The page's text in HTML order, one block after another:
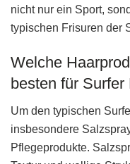
nicht nur ein Sport,
typischen Frisuren der
Welche
besten für Surfer
Um den typischen
insbesondere
Pflegeprodukte.